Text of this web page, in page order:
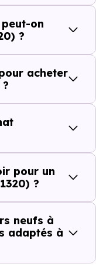
qui constituent
habiter ou investir
à Pechbusque
les repères de
à Pechbusque
Prix
on
?
acheter
pour un
?
neufs à
adaptés à